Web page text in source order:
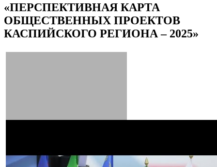
«ПЕРСПЕКТИВНАЯ КАРТА
ОБЩЕСТВЕННЫХ ПРОЕКТОВ
КАСПИЙСКОГО РЕГИОНА – 2025»